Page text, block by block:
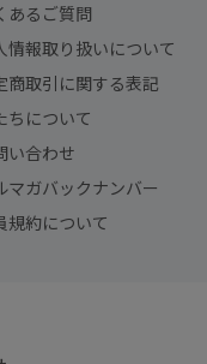
あるご質問
情報取り扱いについて
商取引に関する表記
ちについて
い合わせ
マガバックナンバー
規約について